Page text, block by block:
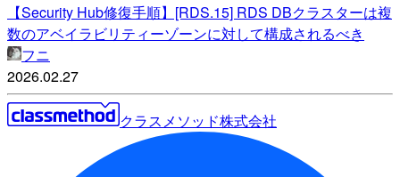
【Security Hub修復手順】[RDS.15] RDS DBクラスターは複
数のアベイラビリティーゾーンに対して構成されるべき
フニ
2026.02.27
クラスメソッド株式会社